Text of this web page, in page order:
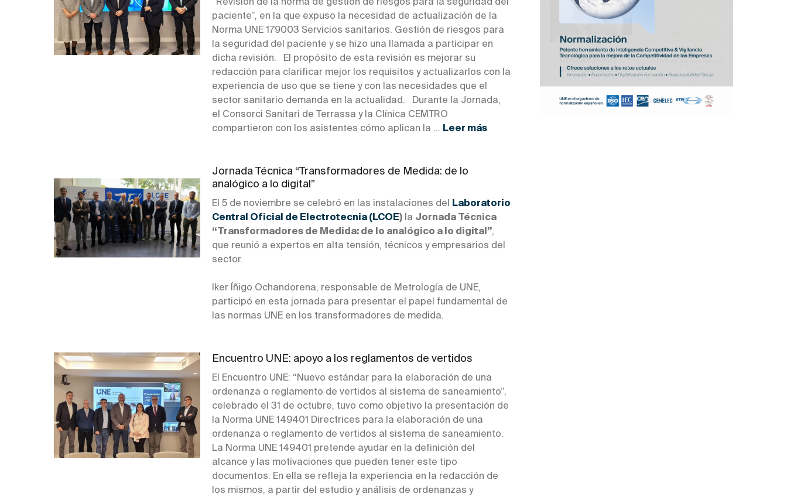
“Revisión de la norma de gestión de riesgos para la seguridad del
paciente”, en la que expuso la necesidad de actualización de la
Norma UNE 179003 Servicios sanitarios. Gestión de riesgos para
la seguridad del paciente y se hizo una llamada a participar en
dicha revisión. El propósito de esta revisión es mejorar su
redacción para clarificar mejor los requisitos y actualizarlos con la
experiencia de uso que se tiene y con las necesidades que el
sector sanitario demanda en la actualidad. Durante la Jornada,
el Consorci Sanitari de Terrassa y la Clínica CEMTRO
compartieron con los asistentes cómo aplican la ... Leer más
Jornada Técnica “Transformadores de Medida: de lo
analógico a lo digital”
El 5 de noviembre se celebró en las instalaciones del
Laboratorio
Central Oficial de Electrotecnia (LCOE) la Jornada Técnica
“Transformadores de Medida: de lo analógico a lo digital”,
que reunió a expertos en alta tensión, técnicos y empresarios del
sector.
Iker Íñigo Ochandorena, responsable de Metrología de UNE,
participó en esta jornada para presentar el papel fundamental de
las normas UNE en los transformadores de medida.
Encuentro UNE: apoyo a los reglamentos de vertidos
El Encuentro UNE: “Nuevo estándar para la elaboración de una
ordenanza o reglamento de vertidos al sistema de saneamiento”,
celebrado el 31 de octubre, tuvo como objetivo la presentación de
la Norma UNE 149401 Directrices para la elaboración de una
ordenanza o reglamento de vertidos al sistema de saneamiento.
La Norma UNE 149401 pretende ayudar en la definición del
alcance y las motivaciones que pueden tener este tipo
documentos. En ella se refleja la experiencia en la redacción de
los mismos, a partir del estudio y análisis de ordenanzas y